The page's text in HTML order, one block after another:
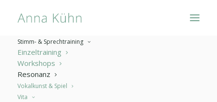
Stimm- & Sprechtraining
Einzeltraining
Workshops
Resonanz
Vokalkunst & Spiel
Vita
Resonanz